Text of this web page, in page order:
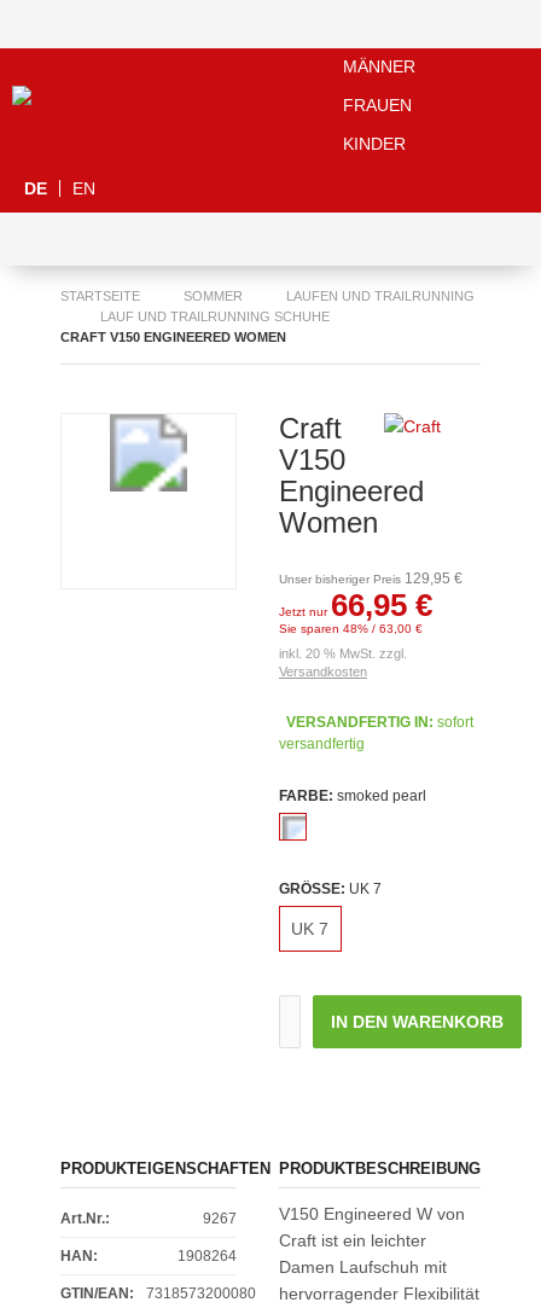
MÄNNER
FRAUEN
KINDER
DE EN
STARTSEITE SOMMER
LAUFEN UND TRAILRUNNING
LAUF UND TRAILRUNNING SCHUHE
CRAFT V150 ENGINEERED WOMEN
Craft
V150
Engineered
Women
Unser bisheriger Preis 129,95 €
Jetzt nur 66,95 €
Sie sparen 48% / 63,00 €
inkl. 20 % MwSt. zzgl.
Versandkosten
VERSANDFERTIG IN: sofort
versandfertig
FARBE: smoked pearl
GRÖSSE: UK 7
UK 7
IN DEN WARENKORB
PRODUKTEIGENSCHAFTEN
Art.Nr.: 9267
HAN: 1908264
GTIN/EAN: 7318573200080
PRODUKTBESCHREIBUNG
V150 Engineered W von
Craft ist ein leichter
Damen Laufschuh mit
hervorragender Flexibilität